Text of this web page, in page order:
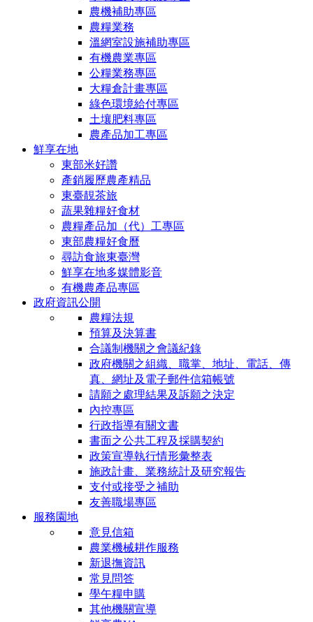
農機補助專區
農糧業務
溫網室設施補助專區
有機農業專區
公糧業務專區
大糧倉計畫專區
綠色環境給付專區
土壤肥料專區
農產品加工專區
鮮享在地
東部米好讚
產銷履歷農產精品
東臺靚茶旅
蔬果雜糧好食材
農糧產品加（代）工專區
東部農糧好食曆
尋訪食旅東臺灣
鮮享在地多媒體影音
有機農產品專區
政府資訊公開
農糧法規
預算及決算書
合議制機關之會議紀錄
政府機關之組織、職掌、地址、電話、傳
真、網址及電子郵件信箱帳號
請願之處理結果及訴願之決定
內控專區
行政指導有關文書
書面之公共工程及採購契約
政策宣導執行情形彙整表
施政計畫、業務統計及研究報告
支付或接受之補助
友善職場專區
服務園地
意見信箱
農業機械耕作服務
新退撫資訊
常見問答
學午糧申購
其他機關宣導